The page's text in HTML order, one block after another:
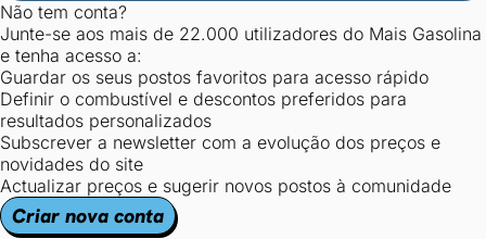
Não tem conta?
Junte-se aos mais de 22.000 utilizadores do Mais Gasolina
e tenha acesso a:
Guardar os seus postos favoritos para acesso rápido
Definir o combustível e descontos preferidos para
resultados personalizados
Subscrever a newsletter com a evolução dos preços e
novidades do site
Actualizar preços e sugerir novos postos à comunidade
Criar nova conta